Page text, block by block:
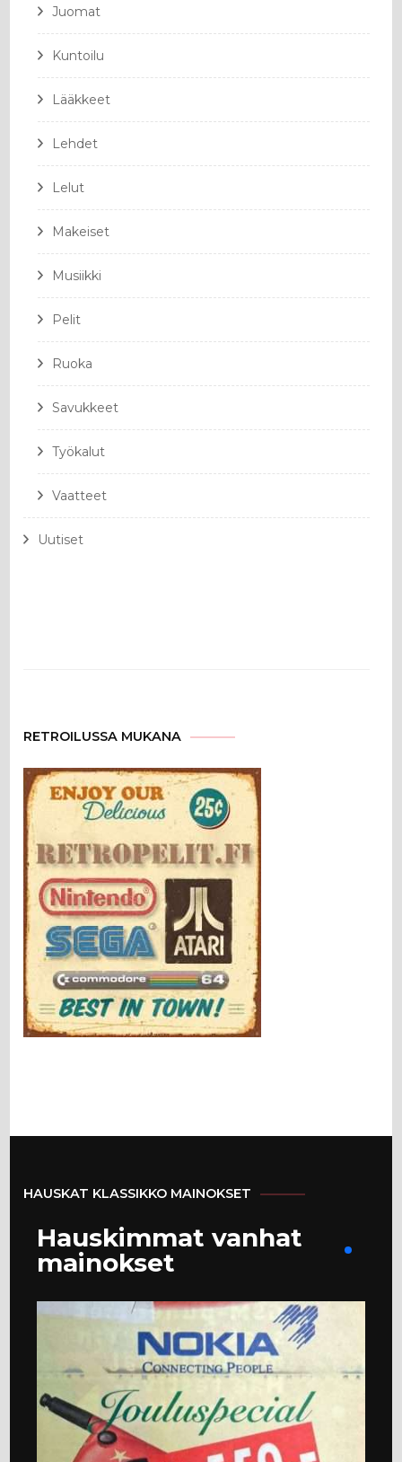
Juomat
Kuntoilu
Lääkkeet
Lehdet
Lelut
Makeiset
Musiikki
Pelit
Ruoka
Savukkeet
Työkalut
Vaatteet
Uutiset
RETROILUSSA MUKANA
HAUSKAT KLASSIKKO MAINOKSET
Hauskimmat vanhat
mainokset